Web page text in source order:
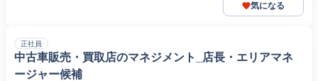
気になる
正社員
中古車販売・買取店のマネジメント_店長・エリアマネ
ージャー候補